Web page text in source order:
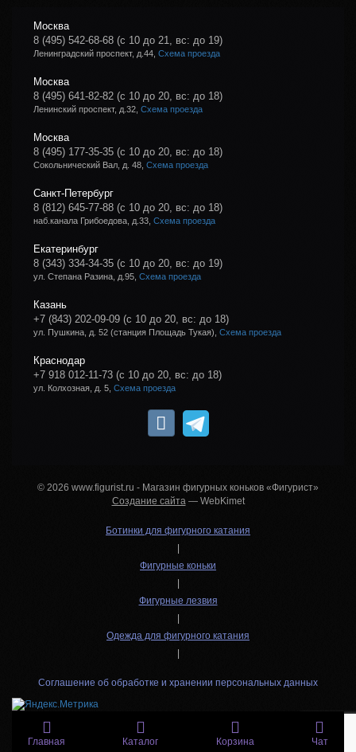
Москва
8 (495) 542-68-68 (с 10 до 21, вс: до 19)
Ленинградский проспект, д.44, Схема проезда
Москва
8 (495) 641-82-82 (с 10 до 20, вс: до 18)
Ленинский проспект, д.32, Схема проезда
Москва
8 (495) 177-35-35 (с 10 до 20, вс: до 18)
Сокольнический Вал, д. 48, Схема проезда
Санкт-Петербург
8 (812) 645-77-88 (с 10 до 20, вс: до 18)
наб.канала Грибоедова, д.33, Схема проезда
Екатеринбург
8 (343) 334-34-35 (с 10 до 20, вс: до 19)
ул. Степана Разина, д.95, Схема проезда
Казань
+7 (843) 202-09-09 (с 10 до 20, вс: до 18)
ул. Пушкина, д. 52 (станция Площадь Тукая), Схема проезда
Краснодар
+7 918 012-11-73 (с 10 до 20, вс: до 18)
ул. Колхозная, д. 5, Схема проезда
© 2026 www.figurist.ru - Магазин фигурных коньков «Фигурист»
Создание сайта — WebKimet
Ботинки для фигурного катания
|
Фигурные коньки
|
Фигурные лезвия
|
Одежда для фигурного катания
|
Соглашение об обработке и хранении персональных данных
Главная Каталог Корзина Чат